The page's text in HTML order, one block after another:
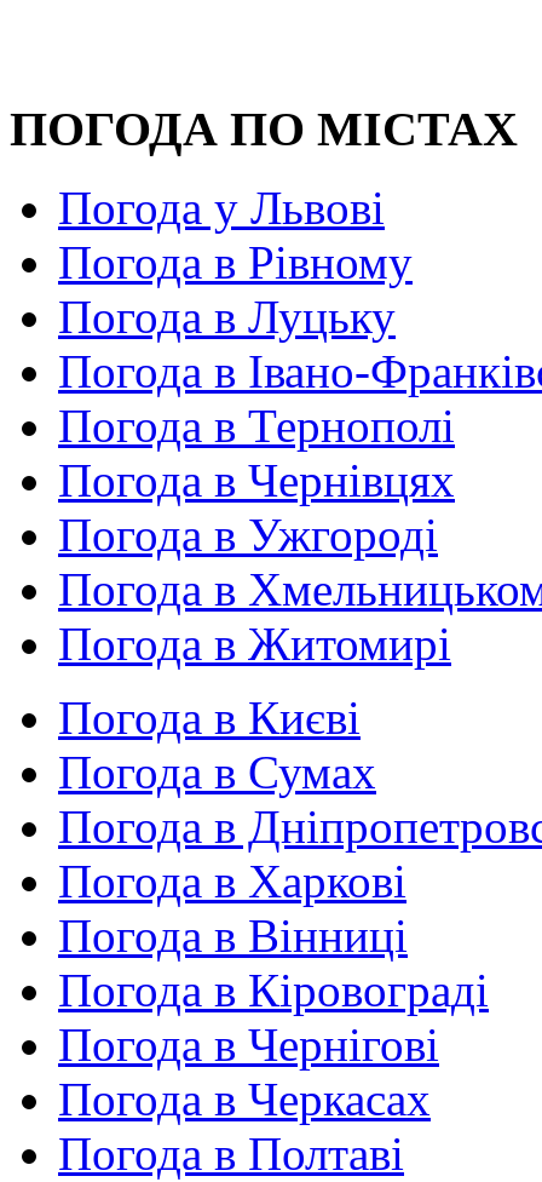
ПОГОДА ПО МІСТАХ
Погода у Львові
Погода в Рівному
Погода в Луцьку
Погода в Івано-
Погода в Тернополі
Погода в Чернівцях
Погода в Ужгороді
Погода в
Погода в Житомирі
Погода в Києві
Погода в Сумах
Погода в
Погода в Харкові
Погода в Вінниці
Погода в Кіровограді
Погода в Чернігові
Погода в Черкасах
Погода в Полтаві